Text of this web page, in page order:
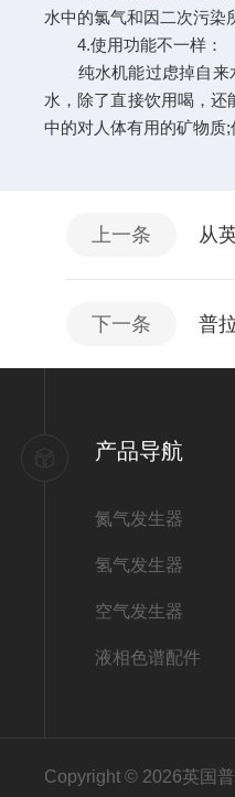
水中的氯气和因二次污染
4.使用功能不一样：
纯水机能过虑掉自来水
水，除了直接饮用喝，还
中的对人体有用的矿物质
上一条 从
下一条 普
产品导航
氮气发生器
氢气发生器
空气发生器
液相色谱配件
Copyright © 2026英国